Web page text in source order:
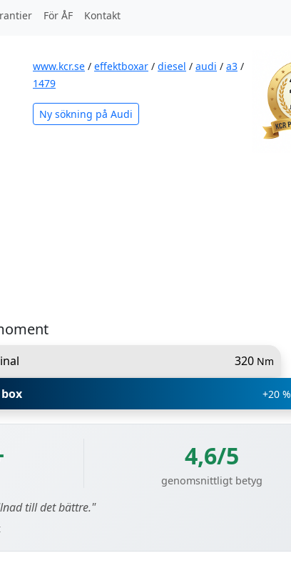
För ÅF Kontakt
www.kcr.se / effektboxar / diesel / audi / a3 /
1479
Ny sökning på Audi
320 Nm
box +20 %
4,6/5
genomsnittligt betyg
till det bättre."